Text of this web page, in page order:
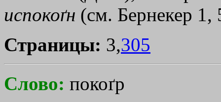
испокоґн (см. Бернекер 1,
Страницы: 3,305
Слово: покоґр